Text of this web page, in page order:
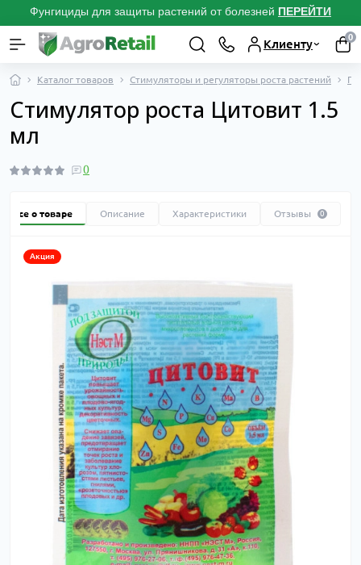
Фунгициды для защиты растений от болезней ПЕРЕЙТИ
Клиенту
0
Каталог товаров Стимуляторы и регуляторы роста растений
Стимулятор роста Цитовит 1.5
мл
0
Все о товаре Описание Характеристики Отзывы 0
Акция